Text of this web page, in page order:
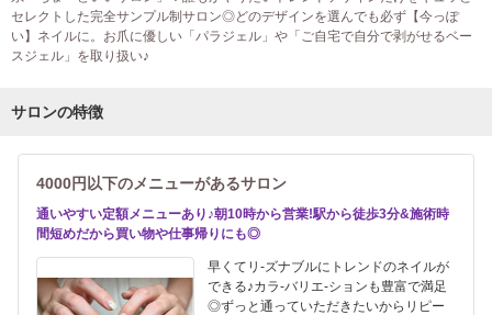
セレクトした完全サンプル制サロン◎どのデザインを選んでも必ず【今っぽ
い】ネイルに。お爪に優しい「パラジェル」や「ご自宅で自分で剥がせるベー
スジェル」を取り扱い♪
サロンの特徴
4000円以下のメニューがあるサロン
通いやすい定額メニューあり♪朝10時から営業!駅から徒歩3分&施術時
間短めだから買い物や仕事帰りにも◎
早くてリ-ズナブルにトレンドのネイルが
できる♪カラ-バリエ-ションも豊富で満足
◎ずっと通っていただきたいからリピー